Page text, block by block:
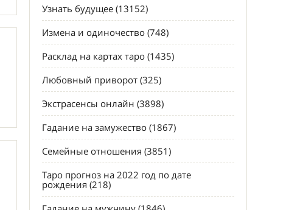
Узнать будущее (13152)
Измена и одиночество (748)
Расклад на картах таро (1435)
Любовный приворот (325)
Экстрасенсы онлайн (3898)
Гадание на замужество (1867)
Семейные отношения (3851)
Таро прогноз на 2022 год по дате
рождения (218)